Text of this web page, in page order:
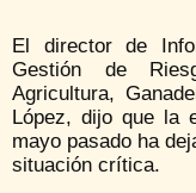
El director de
Gestión de
Agricultura,
López, dijo que la
mayo pasado ha
situación crítica.